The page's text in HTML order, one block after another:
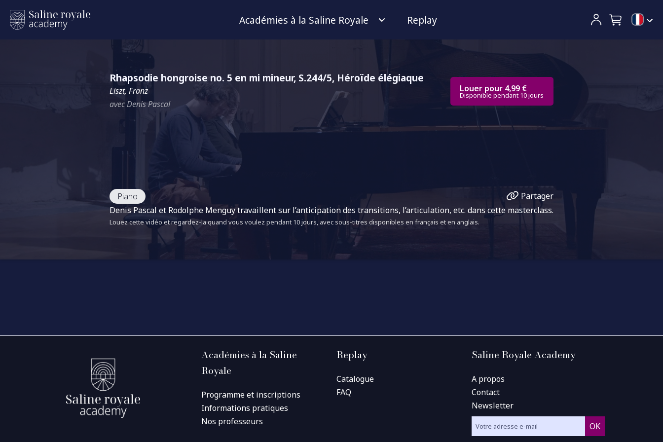
Académies à la Saline Royale Replay
Rhapsodie hongroise no. 5 en mi mineur, S.244/5, Héroïde élégiaque
Liszt, Franz
avec Denis Pascal
Louer pour 4,99 €
Disponible pendant 10 jours
Piano
Partager
Denis Pascal et Rodolphe Menguy travaillent sur l’anticipation des transitions, l’articulation, etc. dans cette masterclass.
Louez cette vidéo et regardez-la quand vous voulez pendant 10 jours, avec sous-titres disponibles en français et en anglais.
Académies à la Saline
Royale
Programme et inscriptions
Informations pratiques
Nos professeurs
Replay
Catalogue
FAQ
Saline Royale Academy
A propos
Contact
Newsletter